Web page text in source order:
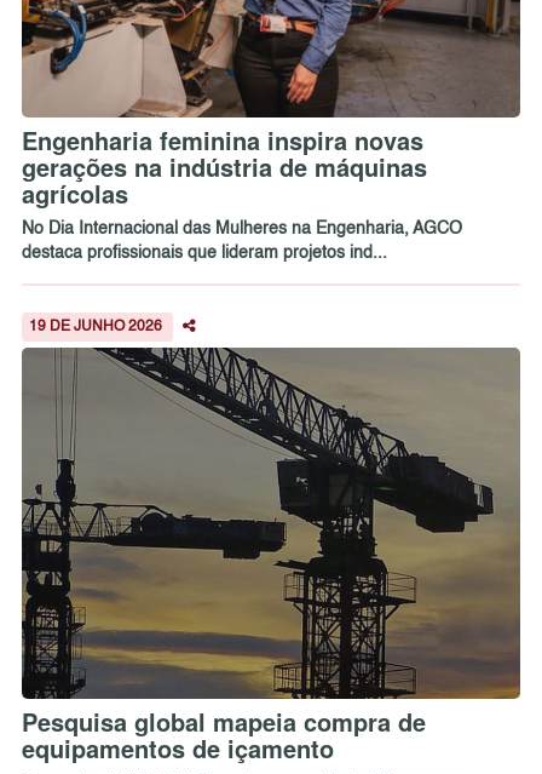
Engenharia feminina inspira novas
gerações na indústria de máquinas
agrícolas
No Dia Internacional das Mulheres na Engenharia, AGCO
destaca profissionais que lideram projetos ind...
19 DE JUNHO 2026
Pesquisa global mapeia compra de
equipamentos de içamento